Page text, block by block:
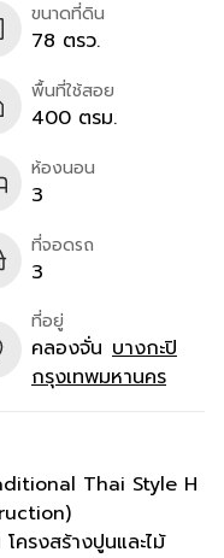
ขนาดที่ดิน
78 ตรว.
พื้นที่ใช้สอย
400 ตรม.
ห้องนอน
3
ที่จอดรถ
3
ที่อยู่
คลองจั่น บางกะปิ
กรุงเทพมหานคร
Thai Style H
ครงสร้างปูนและไม้